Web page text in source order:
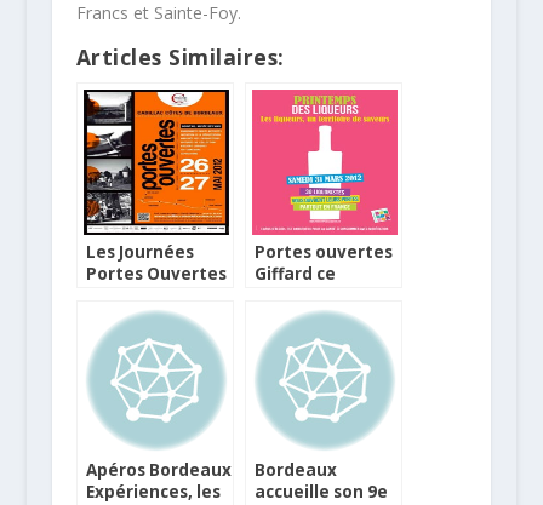
Francs et Sainte-Foy.
Articles Similaires:
Les Journées
Portes Ouvertes
de Bordeaux
Portes ouvertes
Giffard ce
Apéros Bordeaux
Expériences, les
Bordeaux
accueille son 9e